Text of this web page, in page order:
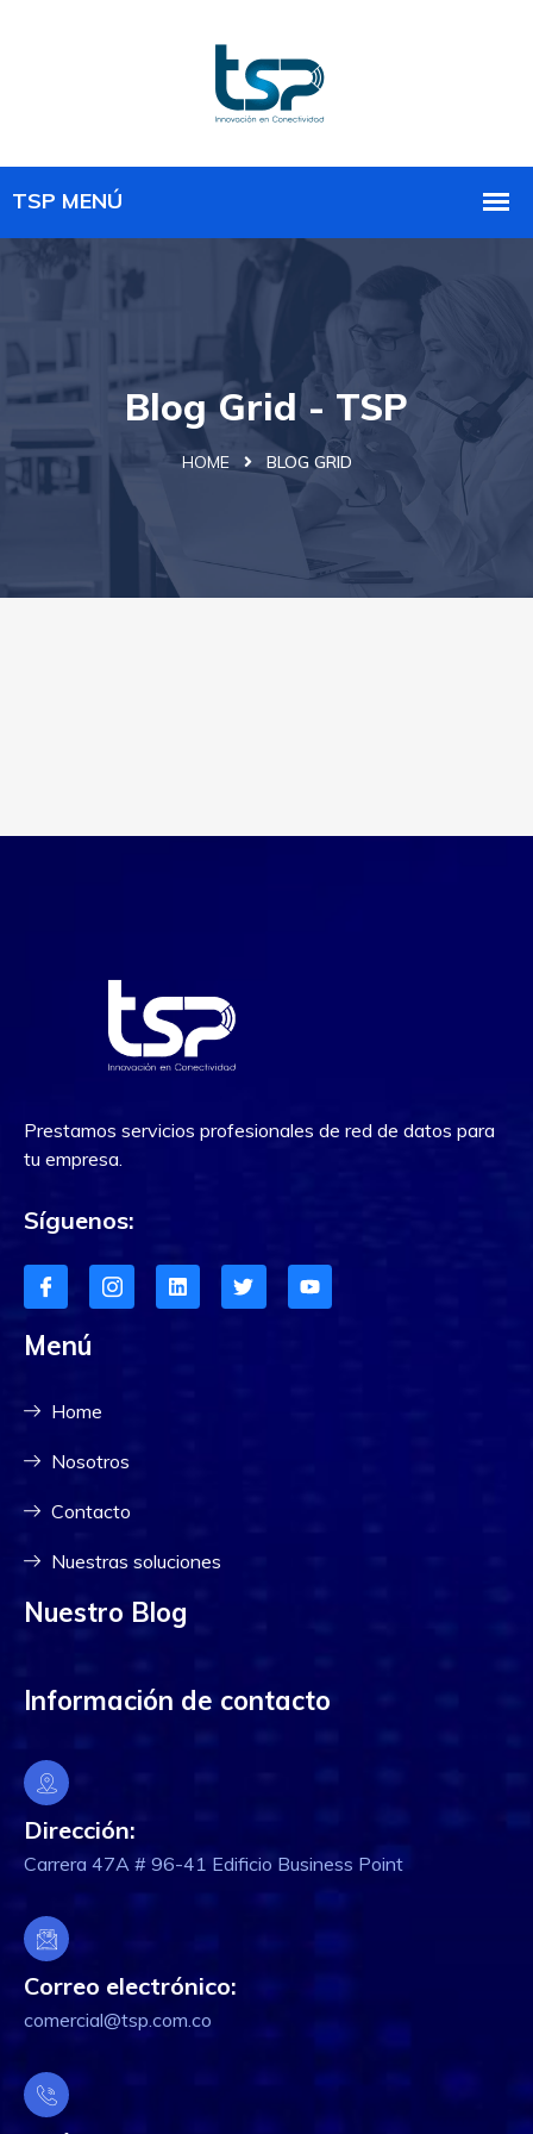
Blog Grid - TSP
HOME BLOG GRID
Prestamos servicios profesionales de red de datos para
tu empresa.
Síguenos:
Menú
Home
Nosotros
Contacto
Nuestras soluciones
Nuestro Blog
Información de contacto
Dirección:
Carrera 47A # 96-41 Edificio Business Point
Correo electrónico:
comercial@tsp.com.co